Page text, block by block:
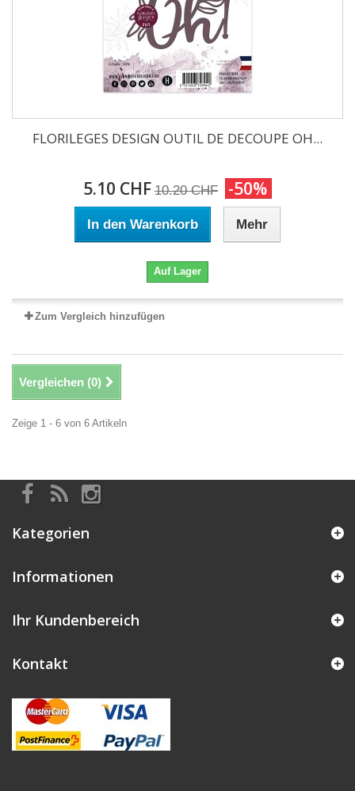
FLORILEGES DESIGN OUTIL DE DECOUPE OH...
5.10 CHF 10.20 CHF -50%
In den Warenkorb Mehr
Auf Lager
Zum Vergleich hinzufügen
Vergleichen (0)
Zeige 1 - 6 von 6 Artikeln
Kategorien
Informationen
Ihr Kundenbereich
Kontakt